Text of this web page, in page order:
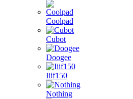
Coolpad
Cubot
Doogee
Iiif150
Nothing